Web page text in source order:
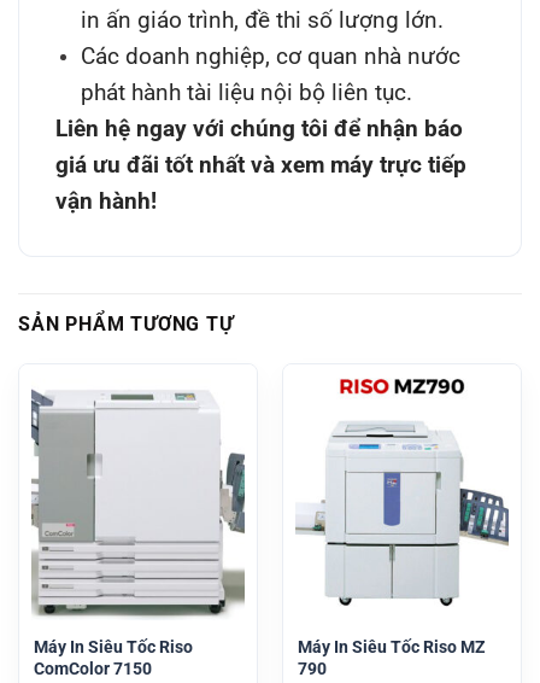
in ấn giáo trình, đề thi số lượng lớn.
Các doanh nghiệp, cơ quan nhà nước
phát hành tài liệu nội bộ liên tục.
Liên hệ ngay với chúng tôi để nhận báo
giá ưu đãi tốt nhất và xem máy trực tiếp
vận hành!
SẢN PHẨM TƯƠNG TỰ
Máy In Siêu Tốc Riso
ComColor 7150
Máy In Siêu Tốc Riso MZ
790